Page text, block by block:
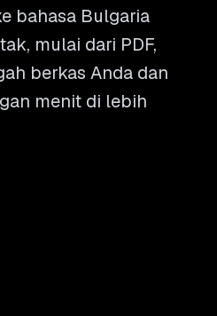
bahasa Bulgaria
mulai dari PDF,
berkas Anda dan
menit di lebih